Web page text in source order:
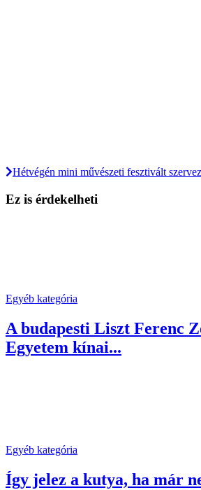
Hétvégén mini művészeti fesztivált
Ez is érdekelheti
Egyéb kategória
A budapesti Liszt Ferenc
Egyetem kínai...
Egyéb kategória
Így jelez a kutya, ha már